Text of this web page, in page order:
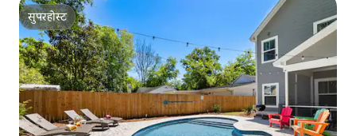
सुपरहोस्ट
सुपरहोस्ट